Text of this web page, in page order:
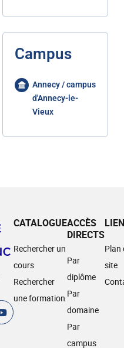
Campus
Annecy / campus
d'Annecy-le-
Vieux
CATALOGUE
Rechercher un
cours
Rechercher
une formation
ACCÈS
DIRECTS
Par
diplôme
Par
domaine
Par
campus
Plan
site